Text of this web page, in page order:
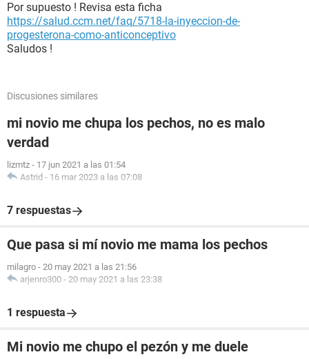
Por supuesto ! Revisa esta ficha
https://salud.ccm.net/faq/5718-la-inyeccion-de-
progesterona-como-anticonceptivo
Saludos !
Discusiones similares
mi novio me chupa los pechos, no es malo
verdad
lizmtz - 17 jun 2021 a las 01:54
Astrid - 16 mar 2023 a las 07:08
7 respuestas
Que pasa si mí novio me mama los pechos
milagro - 20 may 2021 a las 21:56
arjenro300 - 20 may 2021 a las 23:38
1 respuesta
Mi novio me chupo el pezón y me duele